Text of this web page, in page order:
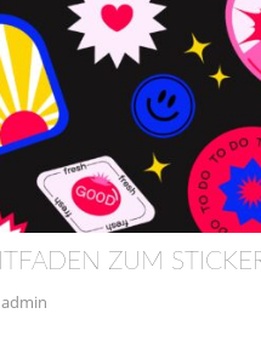
ZUM
admin